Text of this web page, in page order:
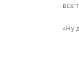
все
«Ну